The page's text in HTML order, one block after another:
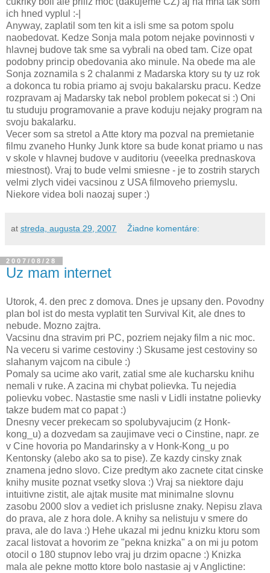
ich hned vyplul :-|
Anyway, zaplatil som ten kit a isli sme sa potom spolu
naobedovat. Kedze Sonja mala potom nejake povinnosti v
hlavnej budove tak sme sa vybrali na obed tam. Cize opat
podobny princip obedovania ako minule. Na obede ma ale
Sonja zoznamila s 2 chalanmi z Madarska ktory su ty uz rok
a dokonca tu robia priamo aj svoju bakalarsku pracu. Kedze
rozpravam aj Madarsky tak nebol problem pokecat si :) Oni
tu studuju programovanie a prave koduju nejaky program na
svoju bakalarku.
Vecer som sa stretol a Atte ktory ma pozval na premietanie
filmu zvaneho Hunky Junk ktore sa bude konat priamo u nas
v skole v hlavnej budove v auditoriu (veeelka prednaskova
miestnost). Vraj to bude velmi smiesne - je to zostrih starych
velmi zlych videi vacsinou z USA filmoveho priemyslu.
Niekore videa boli naozaj super :)
at streda, augusta 29, 2007 Žiadne komentáre:
2007/08/28
Uz mam internet
Utorok, 4. den prec z domova. Dnes je upsany den. Povodny
plan bol ist do mesta vyplatit ten Survival Kit, ale dnes to
nebude. Mozno zajtra.
Vacsinu dna stravim pri PC, pozriem nejaky film a nic moc.
Na veceru si varime cestoviny :) Skusame jest cestoviny so
slahanym vajcom na cibule :)
Pomaly sa ucime ako varit, zatial sme ale kucharsku knihu
nemali v ruke. A zacina mi chybat polievka. Tu nejedia
polievku vobec. Nastastie sme nasli v Lidli instatne polievky
takze budem mat co papat :)
Dnesny vecer prekecam so spolubyvajucim (z Honk-
kong_u) a dozvedam sa zaujimave veci o Cinstine, napr. ze
v Cine hovoria po Mandarinsky a v Honk-Kong_u po
Kentonsky (alebo ako sa to pise). Ze kazdy cinsky znak
znamena jedno slovo. Cize predtym ako zacnete citat cinske
knihy musite poznat vsetky slova :) Vraj sa niektore daju
intuitivne zistit, ale ajtak musite mat minimalne slovnu
zasobu 2000 slov a vediet ich prislusne znaky. Nepisu zlava
do prava, ale z hora dole. A knihy sa nelistuju v smere do
prava, ale do lava :) Hehe ukazal mi jednu knizku ktoru som
zacal listovat a hovorim ze "pekna knizka" a on mi ju potom
otocil o 180 stupnov lebo vraj ju drzim opacne :) Knizka
mala ale pekne motto ktore bolo nastasie aj v Anglictine: